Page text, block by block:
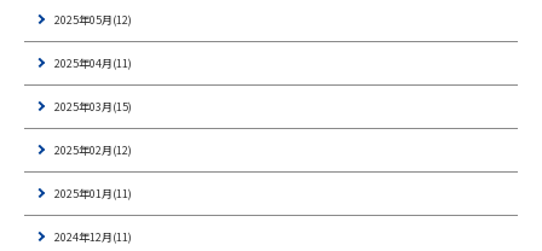
2025年05月(12)
2025年04月(11)
2025年03月(15)
2025年02月(12)
2025年01月(11)
2024年12月(11)